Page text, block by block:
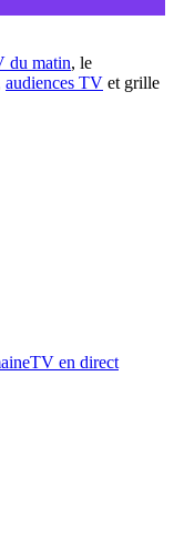
du matin, le
audiences TV et grille
TV en direct